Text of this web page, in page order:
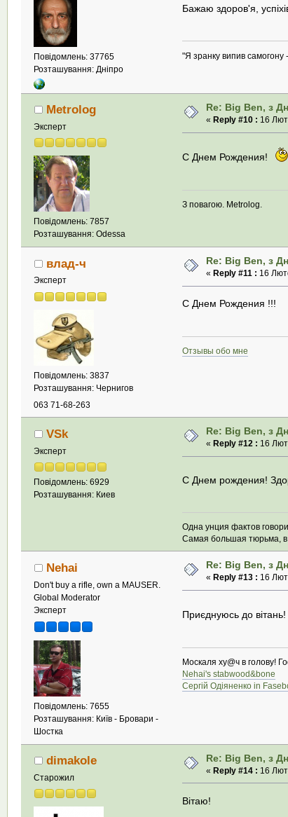
Повідомлень: 37765
Розташування: Дніпро
Бажаю здоров'я,
"Я зранку випив самогону
Metrolog
Эксперт
Повідомлень: 7857
Розташування: Odessa
Re: Big Ben, з
« Reply #10 : 16
С Днем Рождения!
З повагою. Metrolog.
влад-ч
Эксперт
Повідомлень: 3837
Розташування: Чернигов
063 71-68-263
Re: Big Ben, з
« Reply #11 : 16
С Днем Рождения !!!
Отзывы обо мне
VSk
Эксперт
Повідомлень: 6929
Розташування: Киев
Re: Big Ben, з
« Reply #12 : 16
С Днем рождения!
Одна унция фактов
Самая большая тюрьма, в
Nehai
Don't buy a rifle, own a MAUSER.
Global Moderator
Эксперт
Повідомлень: 7655
Розташування: Київ - Бровари -
Шостка
Re: Big Ben, з
« Reply #13 : 16
Приєднуюсь до вітань!
Москаля ху@ч в голову!
Nehai's stabwood&bone
Сергій Одіяненко in
dimakole
Старожил
Re: Big Ben, з
« Reply #14 : 16
Вітаю!